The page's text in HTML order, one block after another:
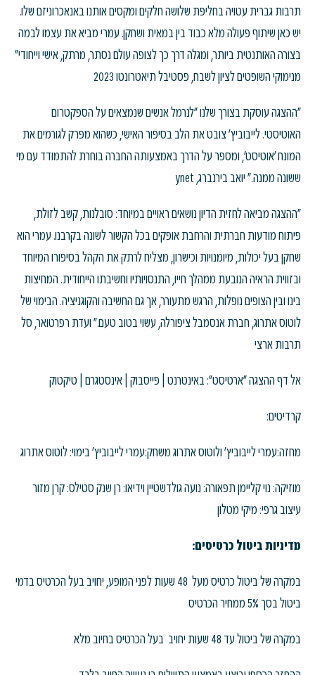
תרבות גברית עטויה בחליפת שלושה חלקים ומקסים אותנו באנאכרוניזם שלו.
יש כאן שיתוף פעולה מלא כבוד בין במאית ושחקן. עמרי מביא את עצמו לבמה
בצורה האותנטית ביותר, ומגלה דרך כך לצופה עולם נסתר, מרתק, אישי וייחודי"
מנימוקי השופטים לציון לשבח, פסטיבל תיאטרונטו 2023
"ההצגה עוסקת בצורך שלנו "לנרמל אנשים שנמצאים על הספקטרום
האוטיסטי. לייבוביץ' צובט את הלב בסיפור האישי, כשהוא מפרק לגורמים את
המונח 'אוטיסט', ומספר על הדרך באמצעותה החברה בוחרת להתמודד עם מי
ששונה ממנה." יואב בירנברג, ynet
"ההצגה מביאה לחזית הדיון נושאים ראויים במיוחד: סובלנות, קשב לזולת,
פיתוח מודעות חברתית והרחבת אופקים בכל הקשור לשונה בקרבנו. עמרי הוא
שחקן בעל יכולות, מיומנויות וכישרון, מצליח לרתק את הקהל בסיפורו המיוחד
ובזווית הראיה הנובעת ממהלך חייו, התנסויותיו וחשיבתו הייחודית. המחיצות
בינו ובין הצופים נופלות, הרגש מתעורר, אך גם החשיבה והקוגניציה. הבימוי של
לוטוס אתרוג, חברת אנסמבל ציפורלה, עשוי בטוב טעם." ועדת רפרטואר, סל
תרבות ארצי
אל דף ההצגה "ארטיסט": באינטרנט | פייסבוק | אינסטגרם | טיקטוק
קרדיטים:
מחזה:עמרי לייבוביץ' ולוטוס אתרוג משחק:עמרי לייבוביץ' בימוי: לוטוס אתרוג
מוזיקה: נוי קליימן תפאורה: נועה גולדשטיין וידיאו: רן שנק סטילס: קרן מזור
עיצוב גרפי: מיקי מטלון
מדיניות ביטול כרטיסים:
במקרה של ביטול כרטיס מעל 48 שעות לפני המופע, יחויב בעל הכרטיס בדמי
ביטול בסך 5% ממחיר הכרטיס
במקרה של ביטול עד 48 שעות יחויב בעל הכרטיס בחיוב מלא